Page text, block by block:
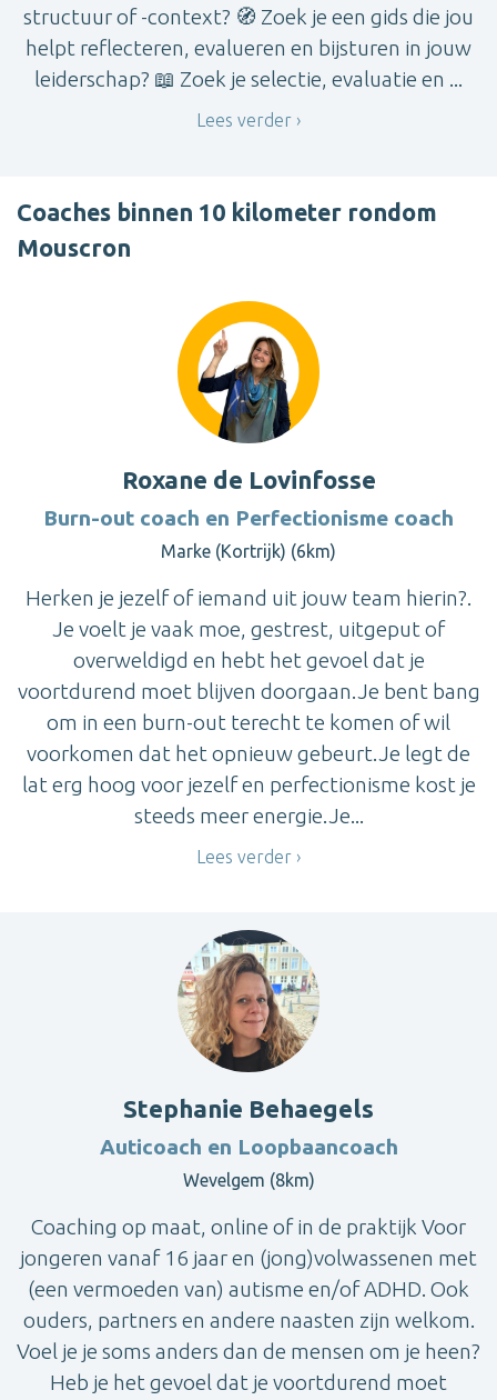
structuur of -context? 🧭 Zoek je een gids die jou
helpt reflecteren, evalueren en bijsturen in jouw
leiderschap? 📖 Zoek je selectie, evaluatie en ...
Lees verder
Coaches binnen 10 kilometer rondom
Mouscron
Roxane de Lovinfosse
Burn-out coach en Perfectionisme coach
Marke (Kortrijk) (6km)
Herken je jezelf of iemand uit jouw team hierin?.
Je voelt je vaak moe, gestrest, uitgeput of
overweldigd en hebt het gevoel dat je
voortdurend moet blijven doorgaan.Je bent bang
om in een burn-out terecht te komen of wil
voorkomen dat het opnieuw gebeurt.Je legt de
lat erg hoog voor jezelf en perfectionisme kost je
steeds meer energie.Je...
Lees verder
Stephanie Behaegels
Auticoach en Loopbaancoach
Wevelgem (8km)
Coaching op maat, online of in de praktijk Voor
jongeren vanaf 16 jaar en (jong)volwassenen met
(een vermoeden van) autisme en/of ADHD. Ook
ouders, partners en andere naasten zijn welkom.
Voel je je soms anders dan de mensen om je heen?
Heb je het gevoel dat je voortdurend moet